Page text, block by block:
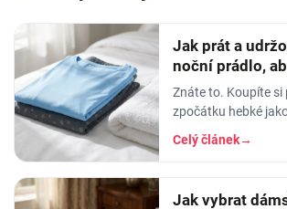
Jak prát a
noční prádlo,
měkká
Znáte to. Koupíte si
zpočátku hebké
něm usínáte s
luxusu. Po pár
Celý článek→
Jak vybrat